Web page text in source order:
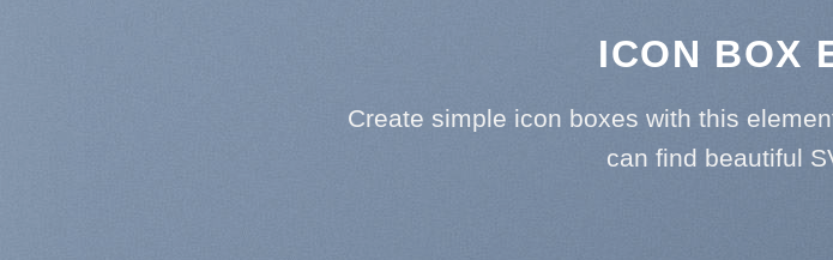
ICON BOX
Create simple icon boxes with this
can find beautiful